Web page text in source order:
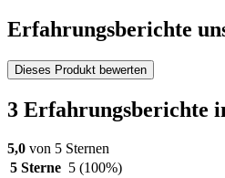
Erfahrungsberichte
Dieses Produkt bewerten
3 Erfahrungsberichte
5,0 von 5 Sternen
5 Sterne 5 (100%)